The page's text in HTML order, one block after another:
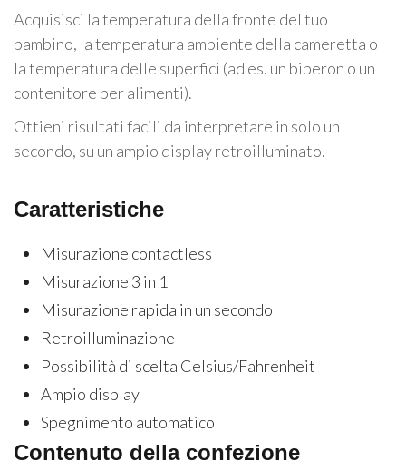
Acquisisci la temperatura della fronte del tuo
bambino, la temperatura ambiente della cameretta o
la temperatura delle superfici (ad es. un biberon o un
contenitore per alimenti).
Ottieni risultati facili da interpretare in solo un
secondo, su un ampio display retroilluminato.
Caratteristiche
Misurazione contactless
Misurazione 3 in 1
Misurazione rapida in un secondo
Retroilluminazione
Possibilità di scelta Celsius/Fahrenheit
Ampio display
Spegnimento automatico
Contenuto della confezione